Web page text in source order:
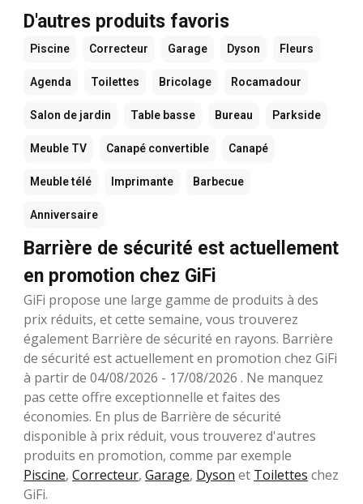
D'autres produits favoris
Piscine Correcteur Garage Dyson Fleurs
Agenda Toilettes Bricolage Rocamadour
Salon de jardin Table basse Bureau Parkside
Meuble TV Canapé convertible Canapé
Meuble télé Imprimante Barbecue
Anniversaire
Barrière de sécurité est actuellement
en promotion chez GiFi
GiFi propose une large gamme de produits à des
prix réduits, et cette semaine, vous trouverez
également Barrière de sécurité en rayons. Barrière
de sécurité est actuellement en promotion chez GiFi
à partir de 04/08/2026 - 17/08/2026 . Ne manquez
pas cette offre exceptionnelle et faites des
économies. En plus de Barrière de sécurité
disponible à prix réduit, vous trouverez d'autres
produits en promotion, comme par exemple
Piscine, Correcteur, Garage, Dyson et Toilettes chez
GiFi.